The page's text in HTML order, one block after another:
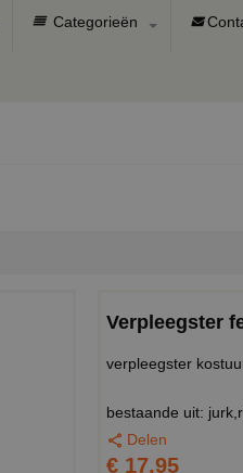
Categorieën
Verpleegster
verpleegster
bestaande uit:
Delen
€ 17,95